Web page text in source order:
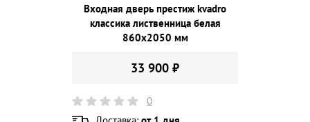
Входная дверь престиж kvadro
классика лиственница белая
860х2050 мм
33 900 ₽
0